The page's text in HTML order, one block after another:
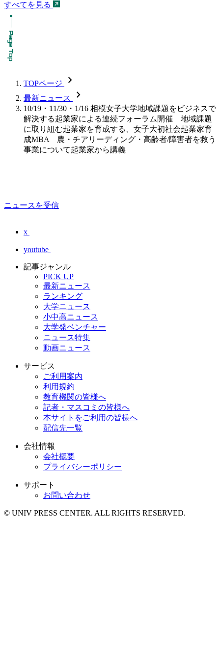
すべてを見る
TOPページ chevron_forward
最新ニュース chevron_forward
10/19・11/30・1/16 相模女子大学地域課題をビジネスで
解決する起業家による連続フォーラム開催 地域課題
に取り組む起業家を育成する、女子大初社会起業家育
成MBA 農・チアリーディング・高齢者/障害者を救う
事業について起業家から講義
ニュースを受信
x
youtube
記事ジャンル
PICK UP
最新ニュース
ランキング
大学ニュース
小中高ニュース
大学発ベンチャー
ニュース特集
動画ニュース
サービス
ご利用案内
利用規約
教育機関の皆様へ
記者・マスコミの皆様へ
本サイトをご利用の皆様へ
配信先一覧
会社情報
会社概要
プライバシーポリシー
サポート
お問い合わせ
© UNIV PRESS CENTER. ALL RIGHTS RESERVED.